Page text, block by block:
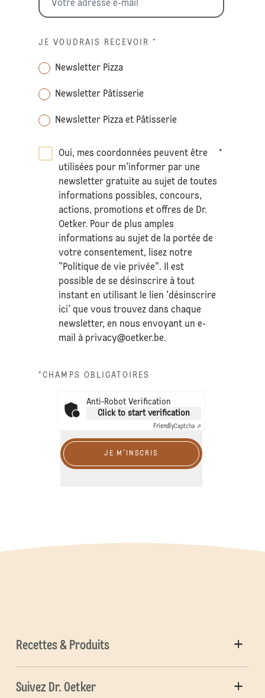
JE VOUDRAIS RECEVOIR *
Newsletter Pizza
Newsletter Pâtisserie
Newsletter Pizza et Pâtisserie
Oui, mes coordonnées peuvent être
utilisées pour m'informer par une
newsletter gratuite au sujet de toutes
informations possibles, concours,
actions, promotions et offres de Dr.
Oetker. Pour de plus amples
informations au sujet de la portée de
votre consentement, lisez notre
"Politique de vie privée". Il est
possible de se désinscrire à tout
instant en utilisant le lien 'désinscrire
ici' que vous trouvez dans chaque
newsletter, en nous envoyant un e-
mail àprivacy@oetker.be.
*
*CHAMPS OBLIGATOIRES
Anti-Robot Verification
Click to start verification
FriendlyCaptcha ⇗
JE M'INSCRIS
Recettes & Produits
Suivez Dr. Oetker